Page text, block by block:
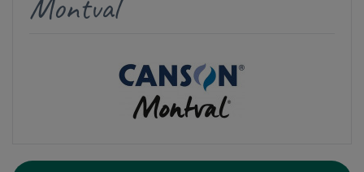
Montval